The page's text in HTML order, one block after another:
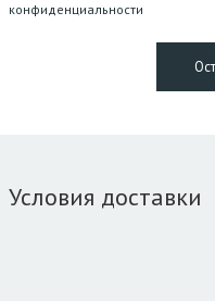
конфиденциальности
Условия доставки